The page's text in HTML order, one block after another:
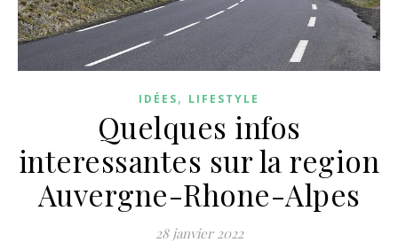
IDÉES, LIFESTYLE
Quelques infos
interessantes sur la region
Auvergne-Rhone-Alpes
28 janvier 2022